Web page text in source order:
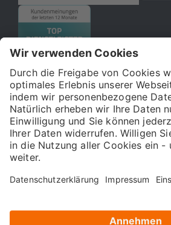
© 2026 121WATT GmbH
Über uns
Allgemeine Geschäftsbedingungen